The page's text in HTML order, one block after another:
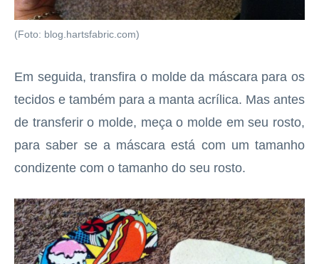
(Foto: blog.hartsfabric.com)
Em seguida, transfira o molde da máscara para os
tecidos e também para a manta acrílica. Mas antes
de transferir o molde, meça o molde em seu rosto,
para saber se a máscara está com um tamanho
condizente com o tamanho do seu rosto.